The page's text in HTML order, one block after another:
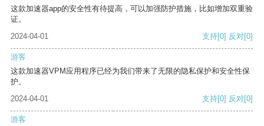
这款加速器app的安全性有待提高，可以加强防护措施，比如增加双重验
证。
2024-04-01
支持[0] 反对[0]
游客
这款加速器VPM应用程序已经为我们带来了无限的隐私保护和安全性保
护。
2024-04-01
支持[0] 反对[0]
游客